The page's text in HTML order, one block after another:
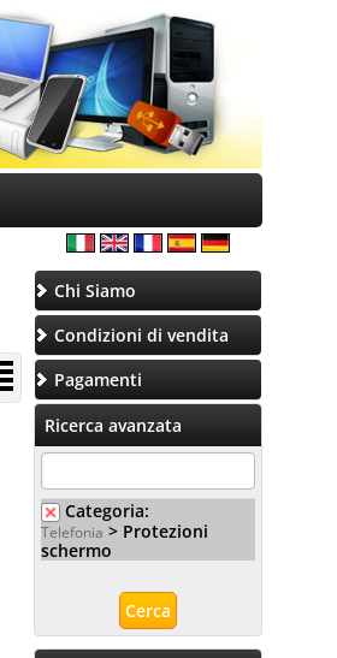
Chi Siamo
Condizioni di vendita
Pagamenti
Ricerca avanzata
Categoria:
Telefonia > Protezioni
schermo